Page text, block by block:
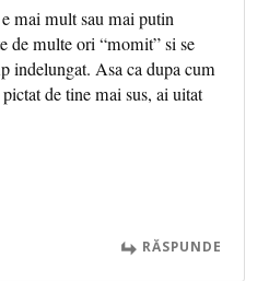
mai mult sau mai putin
de multe ori “momit” si se
indelungat. Asa ca dupa cum
de tine mai sus, ai uitat
RĂSPUNDE